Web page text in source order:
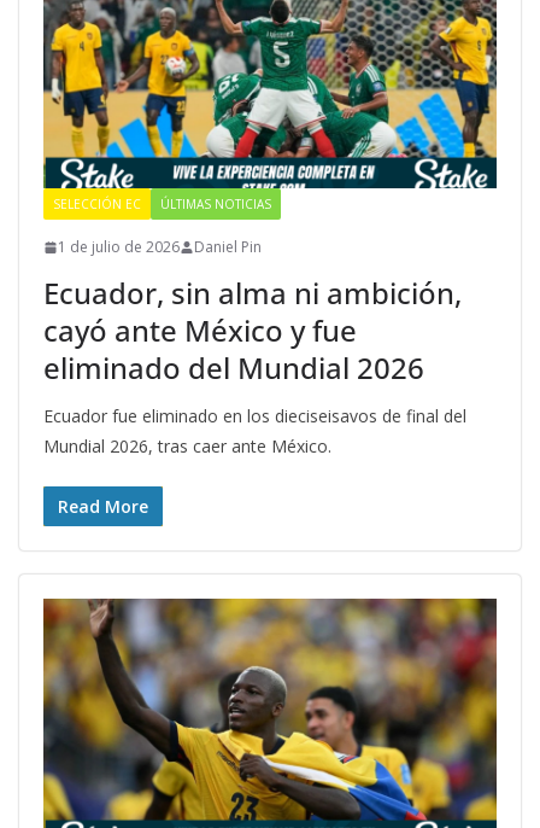
SELECCIÓN EC ÚLTIMAS NOTICIAS
1 de julio de 2026 Daniel Pin
Ecuador, sin alma ni ambición,
cayó ante México y fue
eliminado del Mundial 2026
Ecuador fue eliminado en los dieciseisavos de final del
Mundial 2026, tras caer ante México.
Read More